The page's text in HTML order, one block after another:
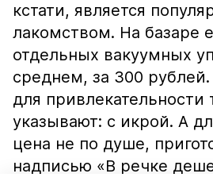
кстати, является
лакомством. На базаре
отдельных вакуумных
среднем, за 300
для привлекательности
указывают: с икрой. А
цена не по душе,
надписью «В речке